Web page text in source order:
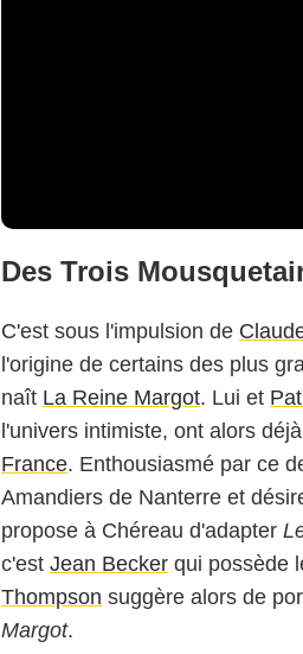
Des Trois
C'est sous l'impulsion de
l'origine de certains des plus
naît La Reine Margot. Lui et
l'univers intimiste, ont alors
France. Enthousiasmé par ce
Amandiers de Nanterre et
propose à Chéreau d'adapter
c'est Jean Becker qui possède
Thompson suggère alors de
Margot.
Luc Roux – Collection Fondation Jérôme